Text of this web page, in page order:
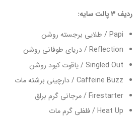
ردیف 3 پالت سایه:
Papi / طلایی برجسته روشن
Reflection / دریای طوفانی روشن
Singled Out / یاقوت کبود روشن
Caffeine Buzz / دارچینی برشته مات
Firestarter / مرجانی گرم براق
Heat Up / فلفلی گرم مات